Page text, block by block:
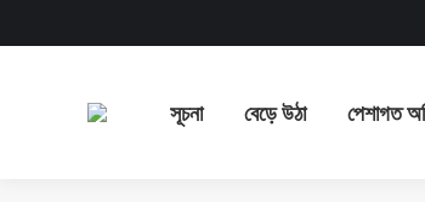
সূচনা বেড়ে উঠা পেশাগত
সূচনা বেড়ে